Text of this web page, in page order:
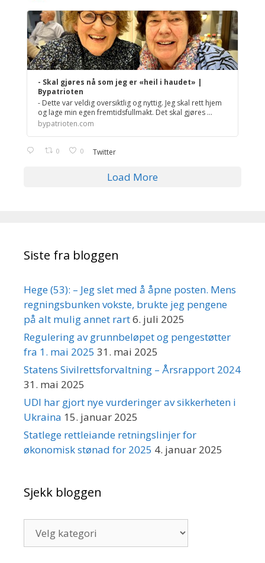
;
- Skal gjøres nå som jeg er «heil i haudet» |
Bypatrioten
- Dette var veldig oversiktlig og nyttig. Jeg skal rett hjem
og lage min egen fremtidsfullmakt. Det skal gjøres ...
bypatrioten.com
0 0 Twitter
Load More
Siste fra bloggen
Hege (53): – Jeg slet med å åpne posten. Mens
regningsbunken vokste, brukte jeg pengene
på alt mulig annet rart6. juli 2025
Regulering av grunnbeløpet og pengestøtter
fra 1. mai 2025 31. mai 2025
Statens Sivilrettsforvaltning – Årsrapport 2024
31. mai 2025
UDI har gjort nye vurderinger av sikkerheten i
Ukraina 15. januar 2025
Statlege rettleiande retningslinjer for
økonomisk stønad for 2025 4. januar 2025
Sjekk bloggen
bloggen